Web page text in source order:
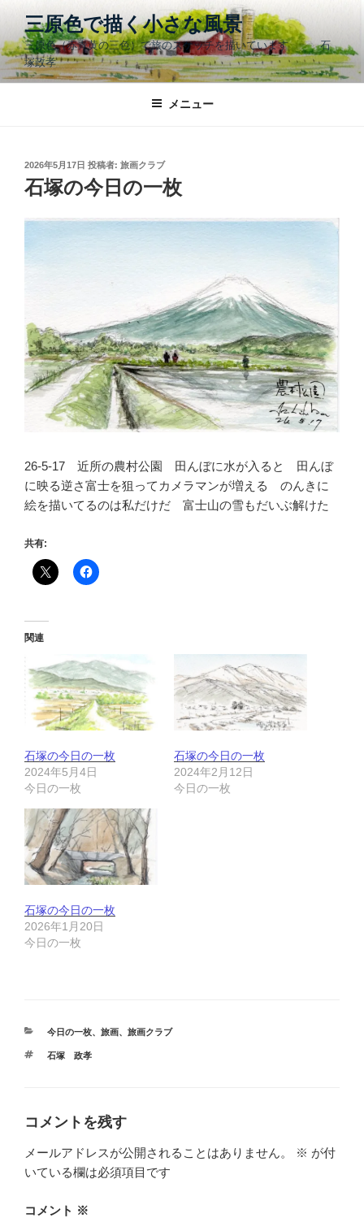
テ
ン
ツ
三原色で描く小さな風景
三原色（赤青黄の三色）で旅のスケッチを描いています 石
塚政孝
メニュー
投
稿
日:
2026年5月17日 投稿者: 旅画クラブ
石塚の今日の一枚
26-5-17 近所の農村公園 田んぼに水が入ると 田んぼ
に映る逆さ富士を狙ってカメラマンが増える のんきに
絵を描いてるのは私だけだ 富士山の雪もだいぶ解けた
共有:
関連
石塚の今日の一枚
2024年5月4日
今日の一枚
石塚の今日の一枚
2024年2月12日
今日の一枚
石塚の今日の一枚
2026年1月20日
今日の一枚
カ
ゴ
今日の一枚、 旅画、 旅画クラブ
タ
石塚 政孝
コメントを残す
メールアドレスが公開されることはありません。 ※ が付
いている欄は必須項目です
コメント ※